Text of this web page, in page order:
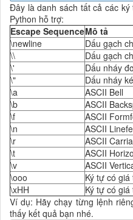
Đây là danh sách tất cả các
Python hỗ trợ:
Escape SequenceMô tả
\newline
Dấu gạch
\\
Dấu gạch
\'
Dấu nháy
\"
Dấu nháy
\a
ASCII Bell
\b
ASCII
\f
ASCII
\n
ASCII
\r
ASCII
\t
ASCII
\v
ASCII
\ooo
Ký tự có
\xHH
Ký tự có
Ví dụ: Hãy chạy từng lệnh
thấy kết quả bạn nhé.